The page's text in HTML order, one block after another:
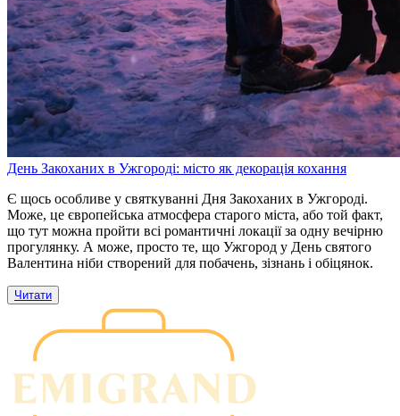
День Закоханих в Ужгороді: місто як декорація кохання
Є щось особливе у святкуванні Дня Закоханих в Ужгороді.
Може, це європейська атмосфера старого міста, або той факт,
що тут можна пройти всі романтичні локації за одну вечірню
прогулянку. А може, просто те, що Ужгород у День святого
Валентина ніби створений для побачень, зізнань і обіцянок.
Читати